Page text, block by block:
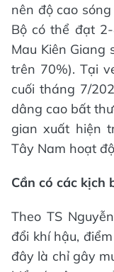
nên độ cao
Bộ có thể đạt
Mau Kiên Giang
trên 70%). Tại
cuối tháng 7/
dâng cao bất
gian xuất hiện
Tây Nam hoạt
Cần có các kịch
Theo TS
đổi khí hậu,
đây là chỉ gây